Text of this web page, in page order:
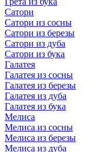
Сатори
Сатори из сосны
Сатори из березы
Сатори из дуба
Сатори из бука
Галатея
Галатея из сосны
Галатея из березы
Галатея из дуба
Галатея из бука
Мелиса
Мелиса из сосны
Мелиса из березы
Мелиса из дуба